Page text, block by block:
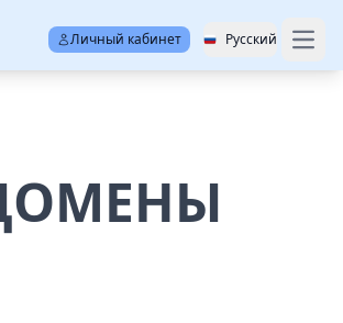
Личный кабинет Русский